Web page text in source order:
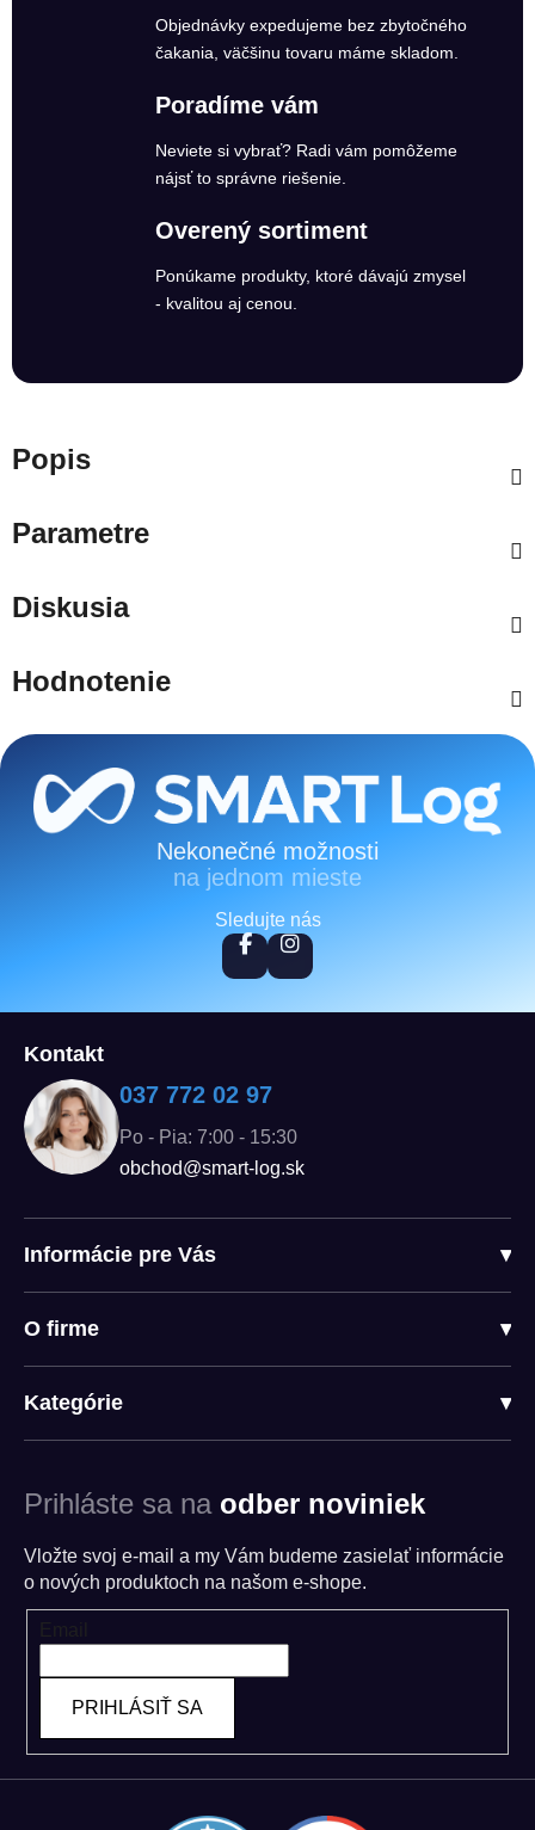
Objednávky expedujeme bez zbytočného
čakania, väčšinu tovaru máme skladom.
Poradíme vám
Neviete si vybrať? Radi vám pomôžeme
nájsť to správne riešenie.
Overený sortiment
Ponúkame produkty, ktoré dávajú zmysel
- kvalitou aj cenou.
Popis
Parametre
Diskusia
Hodnotenie
Zápätie
Nekonečné možnosti
na jednom mieste
Sledujte nás
Kontakt
037 772 02 97
Po - Pia: 7:00 - 15:30
obchod@smart-log.sk
Informácie pre Vás ▾
O firme ▾
Kategórie ▾
Prihláste sa na odber noviniek
Vložte svoj e-mail a my Vám budeme zasielať informácie
o nových produktoch na našom e-shope.
PRIHLÁSIŤ SA